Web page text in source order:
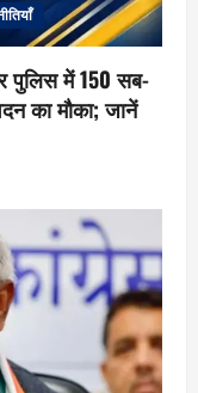
पुलिस में 150 सब-
का मौका; जानें